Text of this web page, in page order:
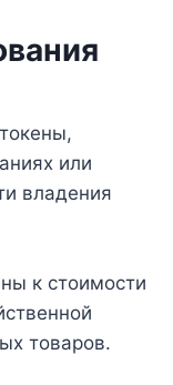
или
владения
к стоимости
товаров.